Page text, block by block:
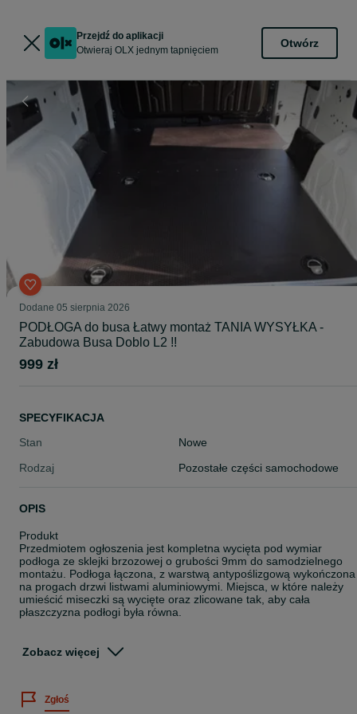
Przejdź do aplikacji
Otwieraj OLX jednym tapnięciem
Otwórz
Dodane 05 sierpnia 2026
PODŁOGA do busa Łatwy montaż TANIA WYSYŁKA -
Zabudowa Busa Doblo L2 !!
999 zł
SPECYFIKACJA
Stan
Nowe
Rodzaj
Pozostałe części samochodowe
OPIS
Produkt
Przedmiotem ogłoszenia jest kompletna wycięta pod wymiar
podłoga ze sklejki brzozowej o grubości 9mm do samodzielnego
montażu. Podłoga łączona, z warstwą antypoślizgową wykończona
na progach drzwi listwami aluminiowymi. Miejsca, w które należy
umieścić miseczki są wycięte oraz zlicowane tak, aby cała
płaszczyzna podłogi była równa.
kawałku do 4 m.
Kit montażowy
Zobacz więcej
Zgłoś